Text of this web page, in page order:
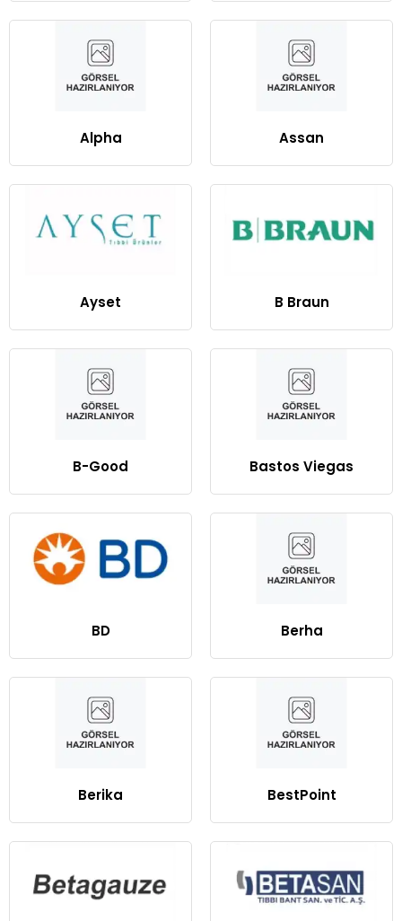
Alpha Assan
Ayset B Braun
B-Good Bastos Viegas
BD Berha
Berika BestPoint